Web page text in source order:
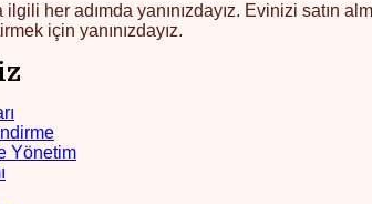
ilgili her adımda yanınızdayız. Evinizi satın
için yanınızdayız.
Yönetim